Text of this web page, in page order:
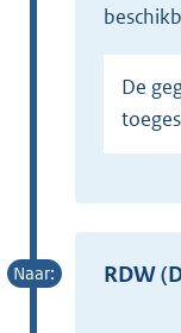
De gegevens worden eenmalig
RDW